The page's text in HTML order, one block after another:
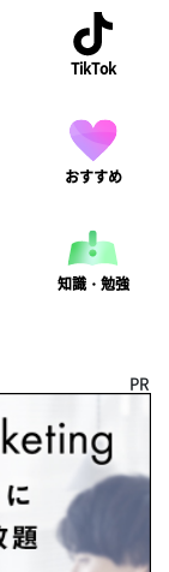
TikTok
おすすめ
知識・勉強
PR